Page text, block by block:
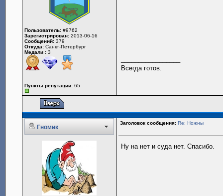
Пользователь: #9762
Зарегистрирован: 2013-06-16
Сообщений: 379
Откуда: Санкт-Петербург
Медали : 3
Пункты репутации: 65
Всегда готов.
Гномик
Заголовок сообщения: Re: Ножны
Ну на нет и суда нет. Спасибо.